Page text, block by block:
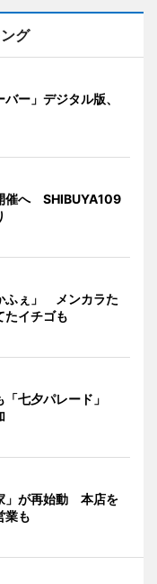
グ
ー」デジタル版、
催へ SHIBUYA109
ふぇ」 メンカラた
たイチゴも
「七夕パレード」
」が再始動 本店を
業も